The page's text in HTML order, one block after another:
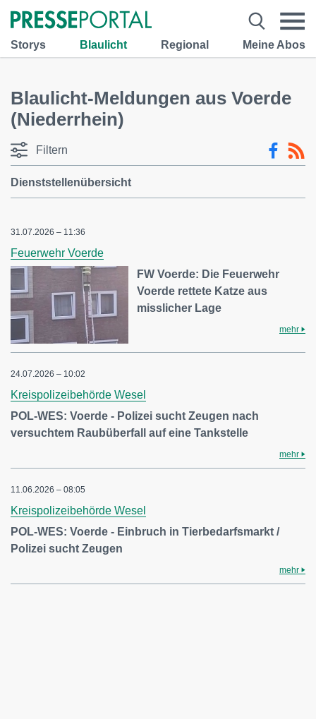
Storys Blaulicht Regional Meine Abos
Blaulicht-Meldungen aus Voerde
(Niederrhein)
Filtern
Dienststellenübersicht
31.07.2026 – 11:36
Feuerwehr Voerde
FW Voerde: Die Feuerwehr
Voerde rettete Katze aus
misslicher Lage
mehr
24.07.2026 – 10:02
Kreispolizeibehörde Wesel
POL-WES: Voerde - Polizei sucht Zeugen nach
versuchtem Raubüberfall auf eine Tankstelle
mehr
11.06.2026 – 08:05
Kreispolizeibehörde Wesel
POL-WES: Voerde - Einbruch in Tierbedarfsmarkt /
Polizei sucht Zeugen
mehr